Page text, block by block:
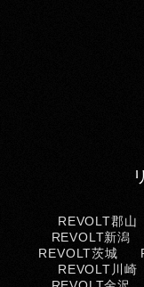
REVOLT郡山
REVOLT新潟
REVOLT茨城
REVOLT川崎